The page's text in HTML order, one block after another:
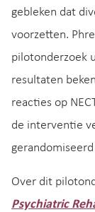
gebleken dat
voorzetten.
pilotonderzoek
resultaten
reacties op
de interventie
Over dit
Psychiatric